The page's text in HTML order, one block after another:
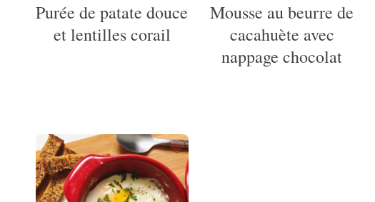
Purée de patate douce
et lentilles corail
Mousse au beurre de
cacahuète avec
nappage chocolat